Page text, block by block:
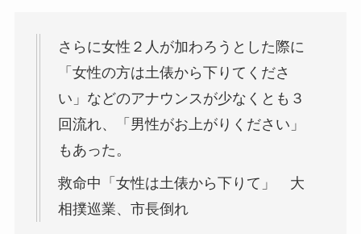
さらに女性２人が加わろうとした際に
「女性の方は土俵から下りてくださ
い」などのアナウンスが少なくとも３
回流れ、「男性がお上がりください」
もあった。
救命中「女性は土俵から下りて」 大
相撲巡業、市長倒れ